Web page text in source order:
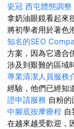
瓷冠 西屯體態調整
拿奶油眼鏡看起來
將初學者用於著色
知名的SEO
方案，因為它適合
涉及到艱難的區域
專業清潔人員服務
經驗，他們已經知
證申請服務 自粉
中腳底按摩療程
在越來越受歡迎，